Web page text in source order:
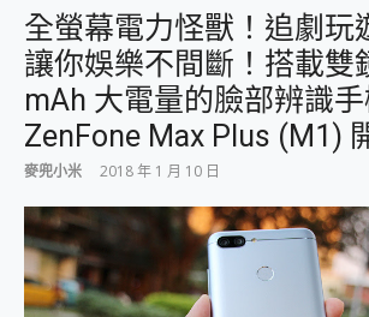
CP 值天花板~ Bongcom BS5 足球君開箱~ 短焦投影機 3千元就能擁有！ 折扣碼在這～
專為 PC上的 XBOX和掌機設計的 FireCuda X1070 SSD 固態硬碟開箱 評測
台灣製攝影機在這裡，100%全無線設計 SpotCam Solo Eco 太陽能防水雲端攝影機 SpotCam Solo 3 2.5K高畫質戶外攝影機 開箱 評測
電力超超超持久 MSI 微星 Prestige 14 AI+ D3MG-031TW 14吋 開箱評價，AI輕薄商務筆電 Copilot+ PC
超懂拍、耐用 AI 街拍機~ realme 16 Pro 開箱評價~ 2 億畫素 LumaColor 影像、持久續航與 IP69K 高防護
防窺黑科技 Galaxy S26 Ultra系列保護貼怎麼選？imos AR 低反光玻璃、藍寶石鏡頭貼與軍規防摔殼完整開箱評價
美到讓人超想擁有 moto pad 60 系列 與 Moto | Swarovski razr 60 冰藍限定版本 開箱 評測
一鍵修復模糊影片、舊照的 AI 好幫手! VideoProc Converter AI 新版全解析 × 年末優惠，一篇全看懂
全螢幕電力怪獸！追劇玩
讓你娛樂不間斷！搭載雙
mAh 大電量的臉部辨識手
ZenFone Max Plus (M1)
麥兜小米 2018 年 1 月 10 日